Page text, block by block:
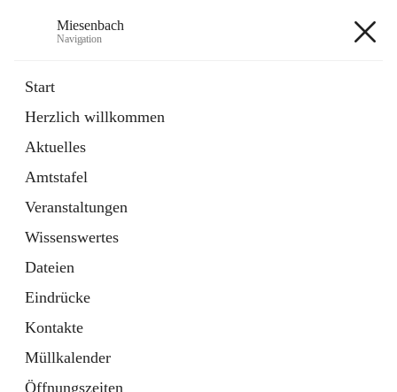
Miesenbach
Navigation
Start
Herzlich willkommen
Aktuelles
Amtstafel
Veranstaltungen
Wissenswertes
Dateien
Eindrücke
Kontakte
Müllkalender
Öffnungszeiten
Externe Webseite
in
Tab
Region Schneebergland
Externe Webseite
öffnet
in
neuem
Tab